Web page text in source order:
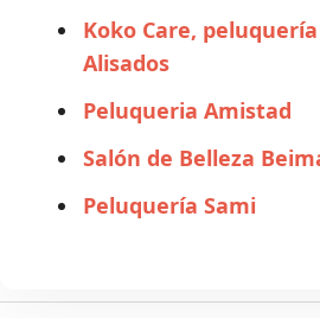
Koko Care,
Alisados
Peluqueria Amistad
Salón de Belleza
Peluquería Sami